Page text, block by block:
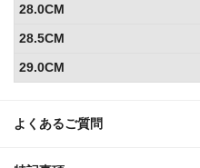
よくあるご質問
28.0CM
28.5CM
29.0CM